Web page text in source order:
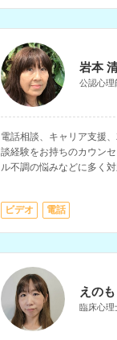
岩本
公認心理
電話相談、キャリア支援
談経験をお持ちのカウン
ル不調の悩みなどに多く
ビデオ 電話
えの
臨床心理